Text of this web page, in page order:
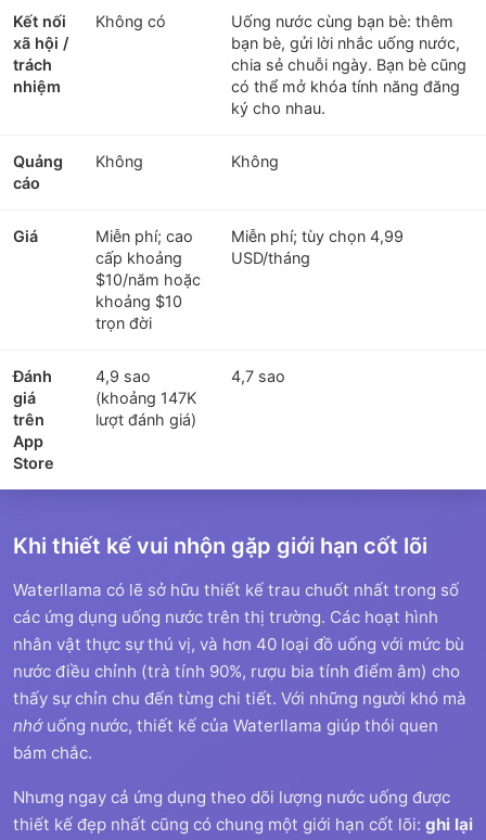
Kết nối
xã hội /
trách
nhiệm
Không có
Uống nước cùng bạn bè: thêm
bạn bè, gửi lời nhắc uống nước,
chia sẻ chuỗi ngày. Bạn bè cũng
có thể mở khóa tính năng đăng
ký cho nhau.
Quảng
cáo
Không Không
Giá
Miễn phí; cao
cấp khoảng
$10/năm hoặc
khoảng $10
trọn đời
Miễn phí; tùy chọn 4,99
USD/tháng
Đánh
giá
trên
App
Store
4,9 sao
(khoảng 147K
lượt đánh giá)
4,7 sao
Khi thiết kế vui nhộn gặp giới hạn cốt lõi
Waterllama có lẽ sở hữu thiết kế trau chuốt nhất trong số
các ứng dụng uống nước trên thị trường. Các hoạt hình
nhân vật thực sự thú vị, và hơn 40 loại đồ uống với mức bù
nước điều chỉnh (trà tính 90%, rượu bia tính điểm âm) cho
thấy sự chỉn chu đến từng chi tiết. Với những người khó mà
nhớuống nước, thiết kế của Waterllama giúp thói quen
bám chắc.
Nhưng ngay cả ứng dụng theo dõi lượng nước uống được
thiết kế đẹp nhất cũng có chung một giới hạn cốt lõi: ghi lại